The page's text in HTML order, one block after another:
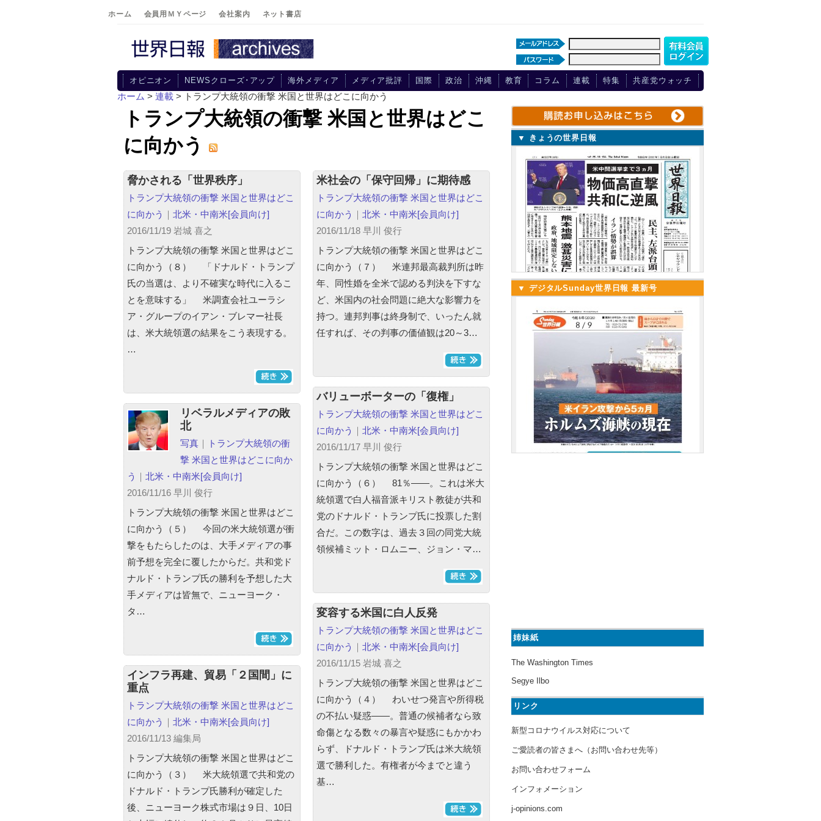
ホーム 会員用ＭＹページ 会社案内 ネット書店
オピニオン NEWSクローズ･アップ 海外メディア メディア批評 国際 政治 沖縄 教育 コラム 連載 特集 共産党ウォッチ
ホーム > 連載 > トランプ大統領の衝撃 米国と世界はどこに向かう
トランプ大統領の衝撃 米国と世界はどこ
に向かう
脅かされる「世界秩序」
トランプ大統領の衝撃 米国と世界はどこ
に向かう
｜ 北米・中南米[会員向け]
2016/11/19 岩城 喜之
トランプ大統領の衝撃 米国と世界はどこ
に向かう（８） 「ドナルド・トランプ
氏の当選は、より不確実な時代に入るこ
とを意味する」 米調査会社ユーラシ
ア・グループのイアン・ブレマー社長
は、米大統領選の結果をこう表現する。
…
米社会の「保守回帰」に期待感
トランプ大統領の衝撃 米国と世界はどこ
に向かう
｜ 北米・中南米[会員向け]
2016/11/18 早川 俊行
トランプ大統領の衝撃 米国と世界はどこ
に向かう（７） 米連邦最高裁判所は昨
年、同性婚を全米で認める判決を下すな
ど、米国内の社会問題に絶大な影響力を
持つ。連邦判事は終身制で、いったん就
任すれば、その判事の価値観は20～3…
バリューボーターの「復権」
トランプ大統領の衝撃 米国と世界はどこ
に向かう
｜ 北米・中南米[会員向け]
2016/11/17 早川 俊行
トランプ大統領の衝撃 米国と世界はどこ
に向かう（６） 81％――。これは米大
統領選で白人福音派キリスト教徒が共和
党のドナルド・トランプ氏に投票した割
合だ。この数字は、過去３回の同党大統
領候補ミット・ロムニー、ジョン・マ…
リベラルメディアの敗
北
写真 ｜
トランプ大統領の衝
撃 米国と世界はどこに向か
う
｜ 北米・中南米[会員向け]
2016/11/16 早川 俊行
トランプ大統領の衝撃 米国と世界はどこ
に向かう（５） 今回の米大統領選が衝
撃をもたらしたのは、大手メディアの事
前予想を完全に覆したからだ。共和党ド
ナルド・トランプ氏の勝利を予想した大
手メディアは皆無で、ニューヨーク・
タ…
変容する米国に白人反発
トランプ大統領の衝撃 米国と世界はどこ
に向かう
｜ 北米・中南米[会員向け]
2016/11/15 岩城 喜之
トランプ大統領の衝撃 米国と世界はどこ
に向かう（４） わいせつ発言や所得税
の不払い疑惑――。普通の候補者なら致
命傷となる数々の暴言や疑惑にもかかわ
らず、ドナルド・トランプ氏は米大統領
選で勝利した。有権者が今までと違う
基…
インフラ再建、貿易「２国間」に
重点
トランプ大統領の衝撃 米国と世界はどこ
に向かう
｜ 北米・中南米[会員向け]
2016/11/13 編集局
トランプ大統領の衝撃 米国と世界はどこ
に向かう（３） 米大統領選で共和党の
ドナルド・トランプ氏勝利が確定した
後、ニューヨーク株式市場は９日、10日
▼ きょうの世界日報
▼ デジタルSunday世界日報 最新号
姉妹紙
The Washington Times
Segye Ilbo
リンク
新型コロナウイルス対応について
ご愛読者の皆さまへ（お問い合わせ先等）
お問い合わせフォーム
インフォメーション
j-opinions.com